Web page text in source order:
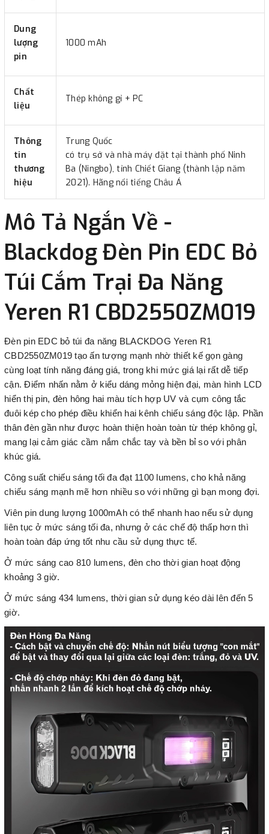
Dung
lượng
pin
1000 mAh
Chất
liệu
Thép không gỉ + PC
Thông
tin
thương
hiệu
Trung Quốc
có trụ sở và nhà máy đặt tại thành phố Ninh
Ba (Ningbo), tỉnh Chiết Giang (thành lập năm
2021). Hãng nổi tiếng Châu Á
Mô Tả Ngắn Về -
Blackdog Đèn Pin EDC Bỏ
Túi Cắm Trại Đa Năng
Yeren R1 CBD2550ZM019
Đèn pin EDC bỏ túi đa năng BLACKDOG Yeren R1
CBD2550ZM019 tạo ấn tượng mạnh nhờ thiết kế gọn gàng
cùng loạt tính năng đáng giá, trong khi mức giá lại rất dễ tiếp
cận. Điểm nhấn nằm ở kiểu dáng mỏng hiện đại, màn hình LCD
hiển thị pin, đèn hông hai màu tích hợp UV và cụm công tắc
đuôi kép cho phép điều khiển hai kênh chiếu sáng độc lập. Phần
thân đèn gần như được hoàn thiện hoàn toàn từ thép không gỉ,
mang lại cảm giác cầm nắm chắc tay và bền bỉ so với phân
khúc giá.
Công suất chiếu sáng tối đa đạt 1100 lumens, cho khả năng
chiếu sáng mạnh mẽ hơn nhiều so với những gì bạn mong đợi.
Viên pin dung lượng 1000mAh có thể nhanh hao nếu sử dụng
liên tục ở mức sáng tối đa, nhưng ở các chế độ thấp hơn thì
hoàn toàn đáp ứng tốt nhu cầu sử dụng thực tế.
Ở mức sáng cao 810 lumens, đèn cho thời gian hoạt động
khoảng 3 giờ.
Ở mức sáng 434 lumens, thời gian sử dụng kéo dài lên đến 5
giờ.